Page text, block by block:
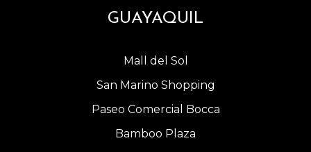
GUAYAQUIL
Mall del Sol
San Marino Shopping
Paseo Comercial Bocca
Bamboo Plaza